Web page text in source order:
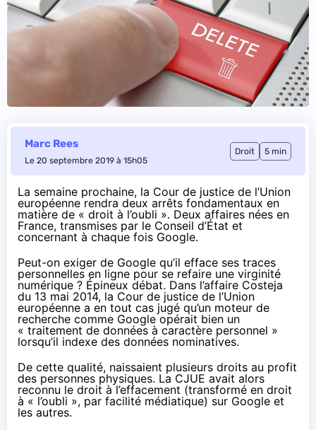
Marc Rees
Le 20 septembre 2019 à 15h05
Droit 5 min
La semaine prochaine, la Cour de justice de l’Union
européenne rendra deux arrêts fondamentaux en
matière de « droit à l’oubli ». Deux affaires nées en
France, transmises par le Conseil d’État et
concernant à chaque fois Google.
Peut-on exiger de Google qu’il efface ses traces
personnelles en ligne pour se refaire une virginité
numérique ? Épineux débat. Dans l’affaire Costeja
du 13 mai 2014, la Cour de justice de l’Union
européenne a en tout cas jugé qu’un moteur de
recherche comme Google opérait bien un
« traitement de données à caractère personnel »
lorsqu’il indexe des données nominatives.
De cette qualité, naissaient plusieurs droits au profit
des personnes physiques. La CJUE avait alors
reconnu le droit à l’effacement (transformé en droit
à « l’oubli », par facilité médiatique) sur Google et
les autres.